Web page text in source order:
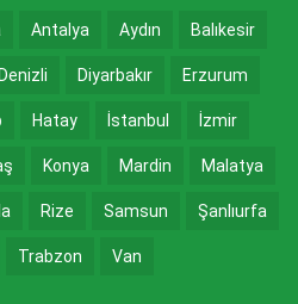
Antalya Aydın Balıkesir
Diyarbakır Erzurum
Hatay İstanbul İzmir
Konya Mardin Malatya
Rize Samsun Şanlıurfa
Trabzon Van